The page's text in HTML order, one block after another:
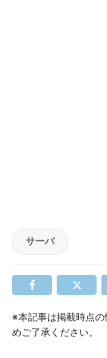
サーバ
※本記事は掲載時点
めご了承ください。